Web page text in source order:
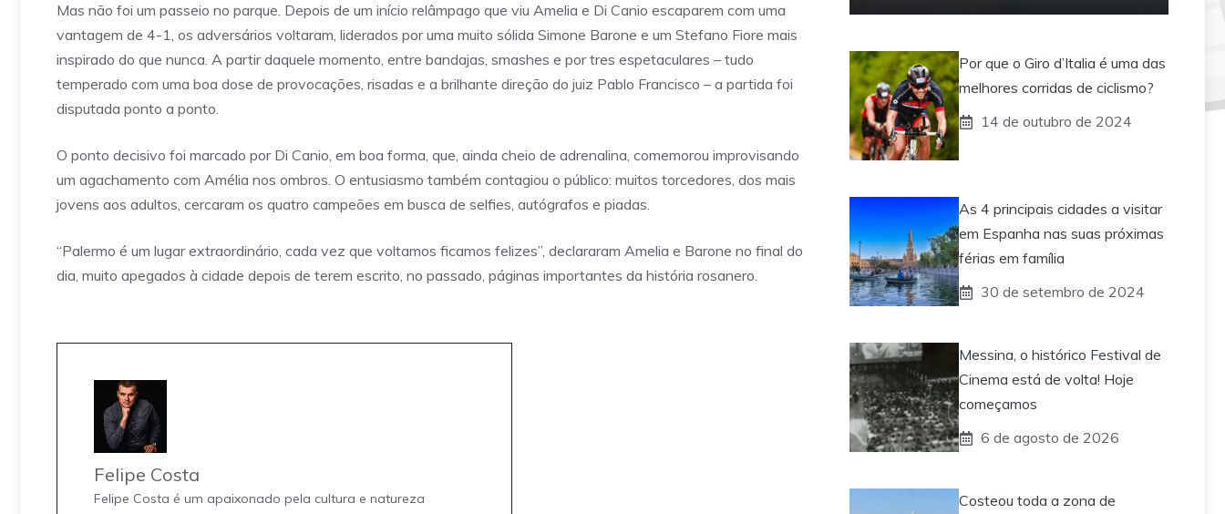
Mas não foi um passeio no parque. Depois de um início relâmpago que viu Amelia e Di Canio escaparem com uma
vantagem de 4-1, os adversários voltaram, liderados por uma muito sólida Simone Barone e um Stefano Fiore mais
inspirado do que nunca. A partir daquele momento, entre bandajas, smashes e por tres espetaculares – tudo
temperado com uma boa dose de provocações, risadas e a brilhante direção do juiz Pablo Francisco – a partida foi
disputada ponto a ponto.
O ponto decisivo foi marcado por Di Canio, em boa forma, que, ainda cheio de adrenalina, comemorou improvisando
um agachamento com Amélia nos ombros. O entusiasmo também contagiou o público: muitos torcedores, dos mais
jovens aos adultos, cercaram os quatro campeões em busca de selfies, autógrafos e piadas.
“Palermo é um lugar extraordinário, cada vez que voltamos ficamos felizes”, declararam Amelia e Barone no final do
dia, muito apegados à cidade depois de terem escrito, no passado, páginas importantes da história rosanero.
Felipe Costa
Felipe Costa é um apaixonado pela cultura e natureza
Por que o Giro d’Italia é uma das
melhores corridas de ciclismo?
14 de outubro de 2024
As 4 principais cidades a visitar
em Espanha nas suas próximas
férias em família
30 de setembro de 2024
Messina, o histórico Festival de
Cinema está de volta! Hoje
começamos
6 de agosto de 2026
Costeou toda a zona de